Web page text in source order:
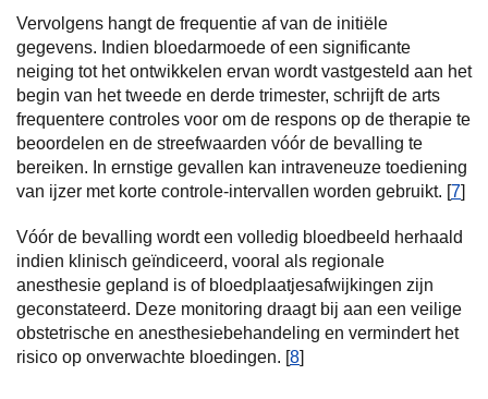
Vervolgens hangt de frequentie af van de initiële
gegevens. Indien bloedarmoede of een significante
neiging tot het ontwikkelen ervan wordt vastgesteld aan het
begin van het tweede en derde trimester, schrijft de arts
frequentere controles voor om de respons op de therapie te
beoordelen en de streefwaarden vóór de bevalling te
bereiken. In ernstige gevallen kan intraveneuze toediening
van ijzer met korte controle-intervallen worden gebruikt. [7]
Vóór de bevalling wordt een volledig bloedbeeld herhaald
indien klinisch geïndiceerd, vooral als regionale
anesthesie gepland is of bloedplaatjesafwijkingen zijn
geconstateerd. Deze monitoring draagt bij aan een veilige
obstetrische en anesthesiebehandeling en vermindert het
risico op onverwachte bloedingen. [8]